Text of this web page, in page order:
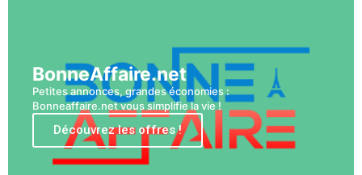
BonneAffaire.net
Petites annonces, grandes économies :
Bonneaffaire.net vous simplifie la vie !
Découvrez les offres !